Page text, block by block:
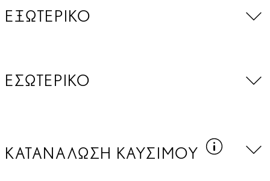
ΕΞΩΤΕΡΙΚΟ
ΕΣΩΤΕΡΙΚΟ
ΚΑΤΑΝΑΛΩΣΗ ΚΑΥΣΙΜΟΥ